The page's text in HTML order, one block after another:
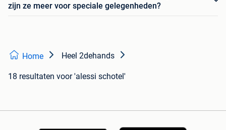
zijn ze meer voor speciale gelegenheden?
Home Heel 2dehands
18 resultaten voor 'alessi schotel'